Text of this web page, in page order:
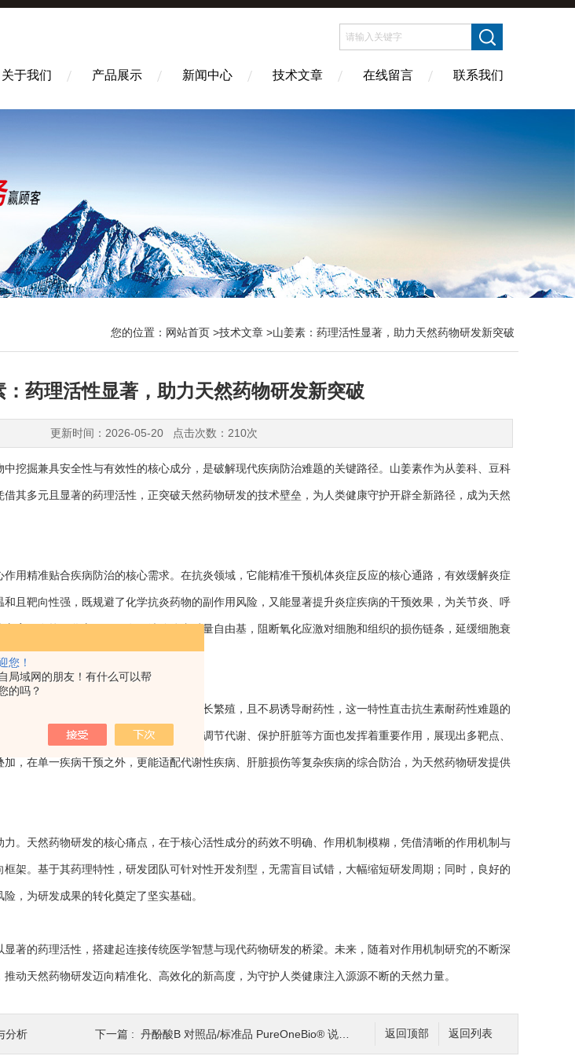
您！
局域网的朋友！有什么可以帮
的吗？
关于我们 产品展示 新闻中心 技术文章 在线留言 联系我们
您的位置： 网站首页 >技术文章 >山姜素：药理活性显著，助力天然药物研发新突破
：药理活性显著，助力天然药物研发新突破
更新时间：2026-05-20 点击次数：210次
掘兼具安全性与有效性的核心成分，是破解现代疾病防治难题的关键路径。山姜素作为从姜科、豆科
其多元且显著的药理活性，正突破天然药物研发的技术壁垒，为人类健康守护开辟全新路径，成为天然
用精准贴合疾病防治的核心需求。在抗炎领域，它能精准干预机体炎症反应的核心通路，有效缓解炎症
且靶向性强，既规避了化学抗炎药物的副作用风险，又能显著提升炎症疾病的干预效果，为关节炎、呼
案。在抗氧化方面，可有效清除体内过量自由基，阻断氧化应激对细胞和组织的损伤链条，延缓细胞衰
类天然药物的研发筑牢理论基础。
力，能抑制多种常见病原微生物的生长繁殖，且不易诱导耐药性，这一特性直击抗生素耐药性难题的
天然药物提供了核心依据。此外，它在调节代谢、保护肝脏等方面也发挥着重要作用，展现出多靶点、
，在单一疾病干预之外，更能适配代谢性疾病、肝脏损伤等复杂疾病的综合防治，为天然药物研发提供
天然药物研发的核心痛点，在于核心活性成分的药效不明确、作用机制模糊，凭借清晰的作用机制与
架。基于其药理特性，研发团队可针对性开发剂型，无需盲目试错，大幅缩短研发周期；同时，良好的
，为研发成果的转化奠定了坚实基础。
的药理活性，搭建起连接传统医学智慧与现代药物研发的桥梁。未来，随着对作用机制研究的不断深
动天然药物研发迈向精准化、高效化的新高度，为守护人类健康注入源源不断的天然力量。
返回列表
返回顶部
分析 下一篇 : 丹酚酸B 对照品/标准品 PureOneBio® 说明书与应用指南